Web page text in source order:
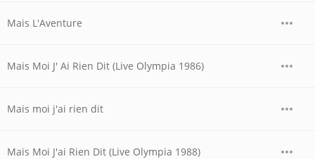
Mais L'Aventure
Mais Moi J' Ai Rien Dit (Live Olympia 1986)
Mais moi j'ai rien dit
Mais Moi J'ai Rien Dit (Live Olympia 1988)